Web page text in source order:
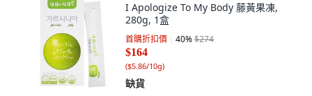
I Apologize To My Body 藤黃果凍,
280g, 1盒
首購折扣價 40%$274
$164
($5.86/10g)
缺貨